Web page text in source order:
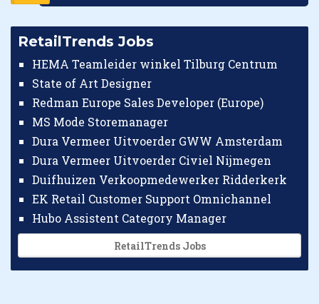
RetailTrends Jobs
HEMA Teamleider winkel Tilburg Centrum
State of Art Designer
Redman Europe Sales Developer (Europe)
MS Mode Storemanager
Dura Vermeer Uitvoerder GWW Amsterdam
Dura Vermeer Uitvoerder Civiel Nijmegen
Duifhuizen Verkoopmedewerker Ridderkerk
EK Retail Customer Support Omnichannel
Hubo Assistent Category Manager
RetailTrends Jobs